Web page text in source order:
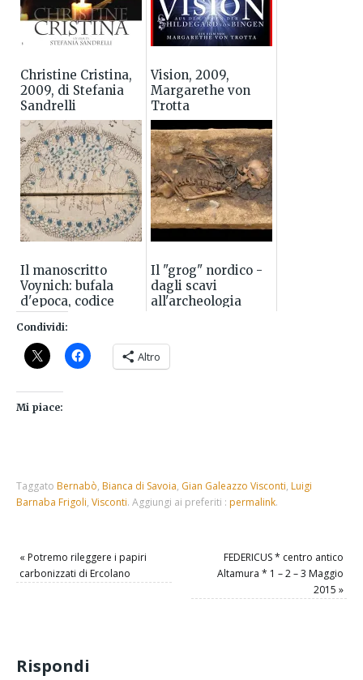
Christine Cristina,
2009, di Stefania
Sandrelli
Vision, 2009,
Margarethe von
Trotta
Il manoscritto
Voynich: bufala
d'epoca, codice
alchemico o testo
del Nuovo Mondo?
Il "grog" nordico -
dagli scavi
all'archeologia
Condividi:
Altro
Mi piace:
Taggato Bernabò, Bianca di Savoia, Gian Galeazzo Visconti, Luigi
Barnaba Frigoli,Visconti. Aggiungi ai preferiti : permalink.
« Potremo rileggere i papiri
carbonizzati di Ercolano
FEDERICUS * centro antico
Altamura * 1 – 2 – 3 Maggio
2015 »
Rispondi